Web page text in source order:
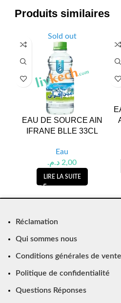
Produits similaires
Sold out
EAU DE SOURCE AIN
IFRANE BLLE 33CL
Eau
2,00 د.م.
LIRE LA SUITE
Réclamation
Qui sommes nous
Conditions générales de vente
Politique de confidentialité
Questions Réponses